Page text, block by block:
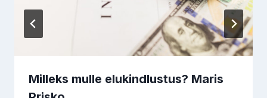
Milleks mulle elukindlustus? Maris